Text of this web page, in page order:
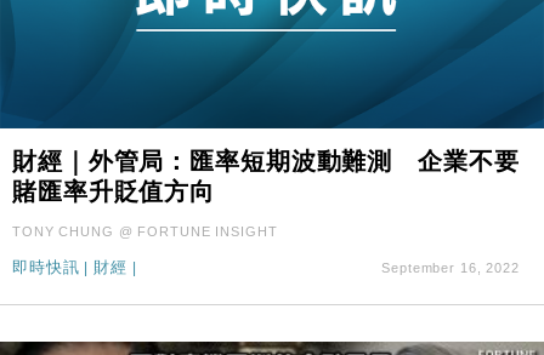
財經｜外管局：匯率短期波動難測 企業不要
賭匯率升貶值方向
TONY CHUNG @ FORTUNE INSIGHT
即時快訊 | 財經 | September 16, 2022